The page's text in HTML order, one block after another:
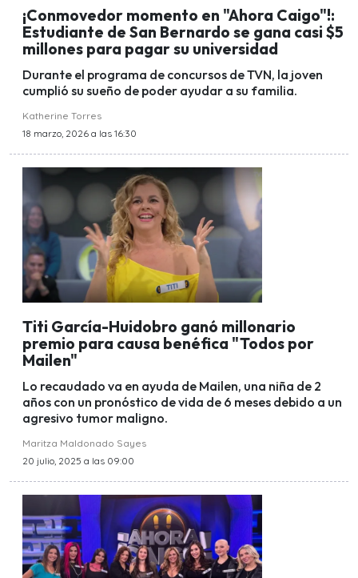
¡Conmovedor momento en "Ahora Caigo"!:
Estudiante de San Bernardo se gana casi $5
millones para pagar su universidad
Durante el programa de concursos de TVN, la joven
cumplió su sueño de poder ayudar a su familia.
Katherine Torres
18 marzo, 2026 a las 16:30
Titi García-Huidobro ganó millonario
premio para causa benéfica "Todos por
Mailen"
Lo recaudado va en ayuda de Mailen, una niña de 2
años con un pronóstico de vida de 6 meses debido a un
agresivo tumor maligno.
Maritza Maldonado Sayes
20 julio, 2025 a las 09:00